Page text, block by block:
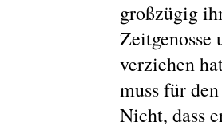
großzügig
Zeitgenosse
verziehen
muss für
Nicht, dass